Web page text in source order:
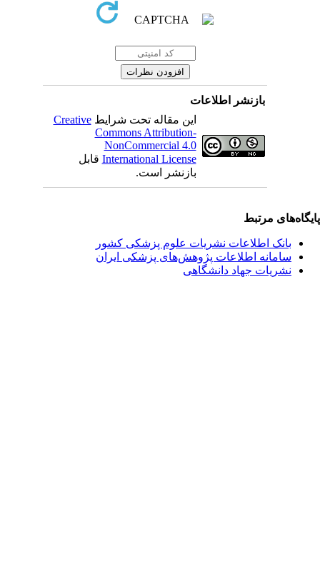
بازنشر اطلاعات
این مقاله تحت شرایطCreative
Commons Attribution-
NonCommercial 4.0
International Licenseقابل
بازنشر است.
مرتبط
بانک اطلاعات نشریات علوم پزشکی کشور
سامانه اطلاعات پژوهش‌های پزشکی ایران
نشریات جهاد دانشگاهی